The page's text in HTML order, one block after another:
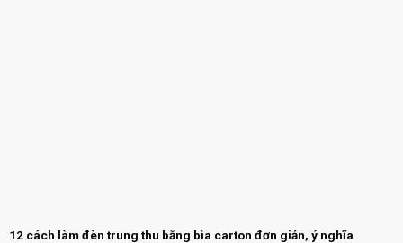
12 cách làm đèn trung thu bằng bìa carton đơn giản, ý nghĩa